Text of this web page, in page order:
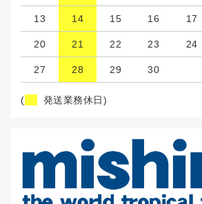
13 14 15 16 17
20 21 22 23 24
27 28 29 30
( 発送業務休日)